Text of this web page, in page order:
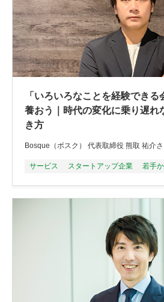
「いろいろなことを経験できる
養おう｜時代の変化に乗り遅れ
き方
Bosque（ボスク） 代表取締役 熊取 祐介
サービス スタートアップ企業 若手